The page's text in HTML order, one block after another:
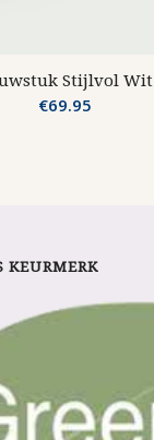
Stijlvol Wit
€69.95
KEURMERK